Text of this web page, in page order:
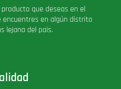
que deseas en el
encuentres en algún distrito
lejana del país.